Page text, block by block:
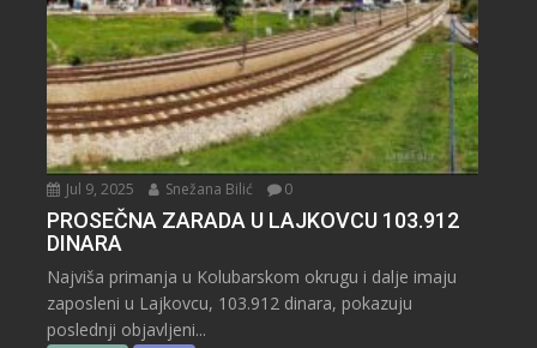
Jul 9, 2025 Snežana Bilić 0
PROSEČNA ZARADA U LAJKOVCU 103.912
DINARA
Najviša primanja u Kolubarskom okrugu i dalje imaju
zaposleni u Lajkovcu, 103.912 dinara, pokazuju
poslednji objavljeni...